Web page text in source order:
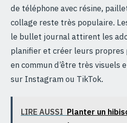
de téléphone avec résine,
collage reste très populaire.
le bullet journal attirent les
planifier et créer leurs propres
en commun d’être très
sur Instagram ou TikTok.
LIRE AUSSI Planter un